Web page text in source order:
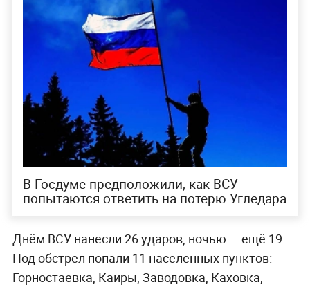
В Госдуме предположили, как ВСУ
попытаются ответить на потерю Угледара
Днём ВСУ нанесли 26 ударов, ночью — ещё 19.
Под обстрел попали 11 населённых пунктов:
Горностаевка, Каиры, Заводовка, Каховка,